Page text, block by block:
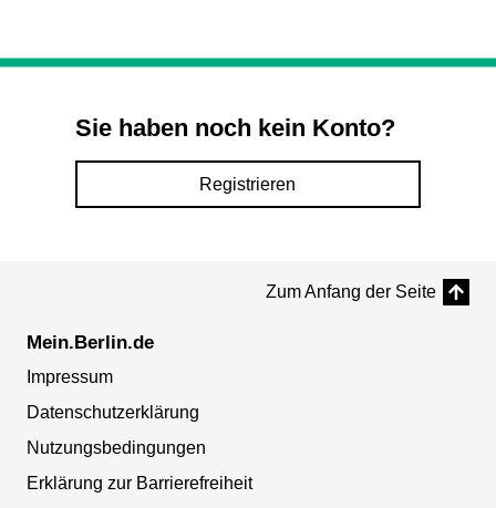
Sie haben noch kein Konto?
Registrieren
Zum Anfang der Seite
Mein.Berlin.de
Impressum
Datenschutzerklärung
Nutzungsbedingungen
Erklärung zur Barrierefreiheit